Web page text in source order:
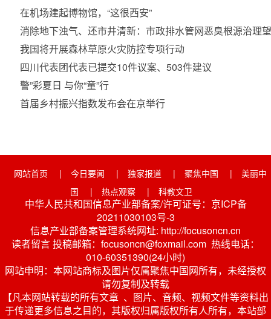
在机场建起博物馆，“这很西安”
消除地下浊气、还市井清新：市政排水管网恶臭根源治理
我国将开展森林草原火灾防控专项行动
四川代表团代表已提交10件议案、503件建议
警”彩夏日 与你“童”行
首届乡村振兴指数发布会在京举行
网站首页 | 今日要闻 | 独家报道 | 聚焦中国 |
美丽中
国
| 热点观察 | 科教文卫
中华人民共和国信息产业部备案/许可证号：京ICP备
20211030103号-3
信息产业部备案管理系统网址: http://focusoncn.cn
读者留言 投稿邮箱：focusoncn@foxmail.com 热线电话：
010-60351390(24小时)
网站申明：本网站商标及图片仅属聚焦中国网所有，未经授权
请勿复制及转载
【凡本网站转载的所有文章 、图片、音频、视频文件等资料出
于传递更多信息之目的，其版权归属版权所有人所有，本站部